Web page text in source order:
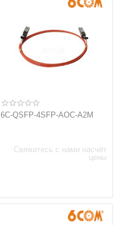
6C-QSFP-4SFP-AOC-A2M
Свяжитесь с нами насчёт
цены